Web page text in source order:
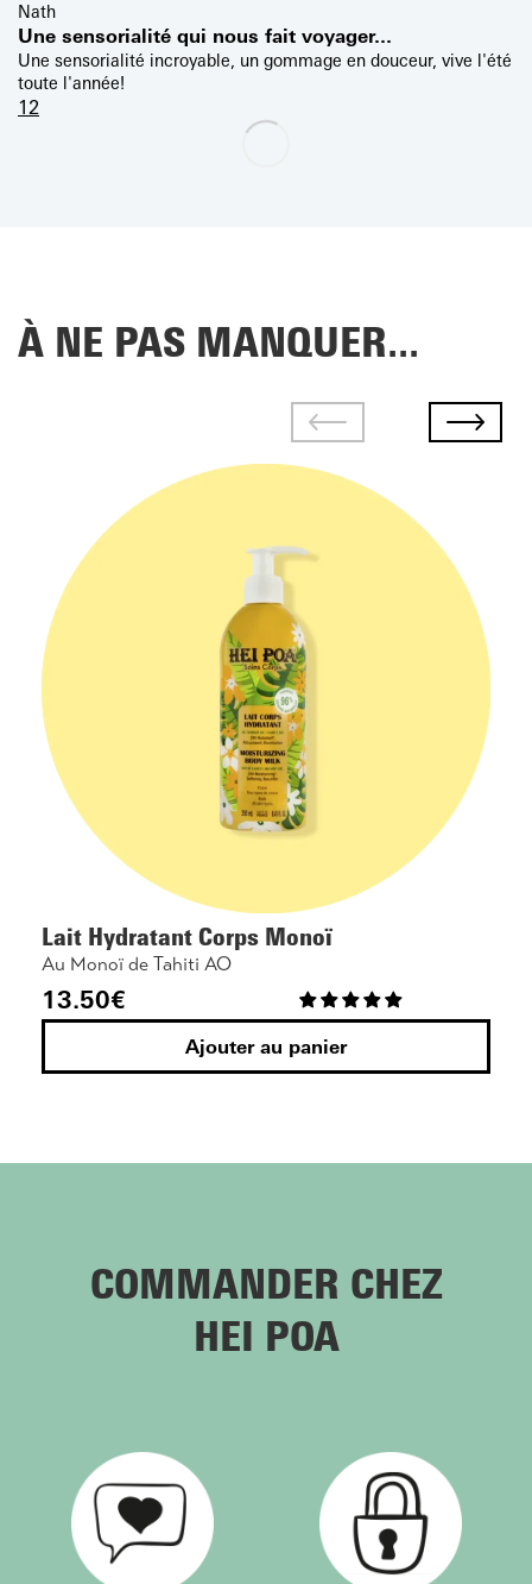
Nath
Une sensorialité qui nous fait voyager...
Une sensorialité incroyable, un gommage en douceur, vive l'été
toute l'année!
12
À NE PAS MANQUER...
Lait Hydratant Corps Monoï
Au Monoï de Tahiti AO
13.50€
Ajouter au panier
COMMANDER CHEZ
HEI POA